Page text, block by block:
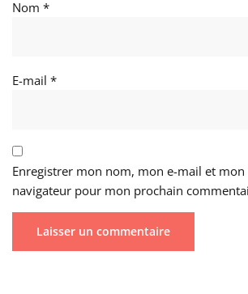
Nom *
E-mail *
Enregistrer mon nom, mon e-mail et mon
navigateur pour mon prochain